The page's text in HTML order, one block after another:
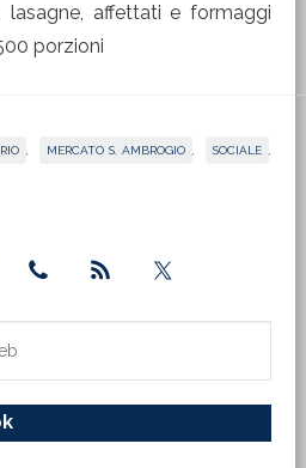
lasagne, affettati e formaggi
porzioni
MERCATO S. AMBROGIO SOCIALE